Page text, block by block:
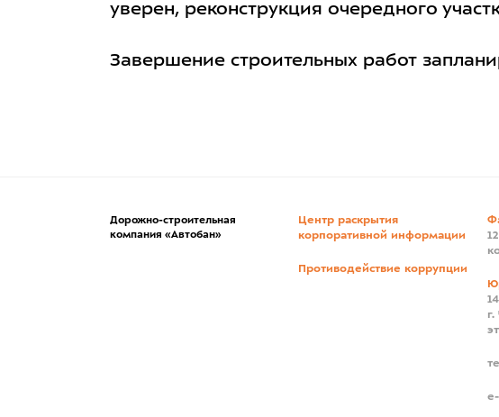
уверен, реконструкция очередного
Завершение строительных работ
Дорожно-строительная
компания «Автобан»
Центр раскрытия
корпоративной информации
Противодействие коррупции